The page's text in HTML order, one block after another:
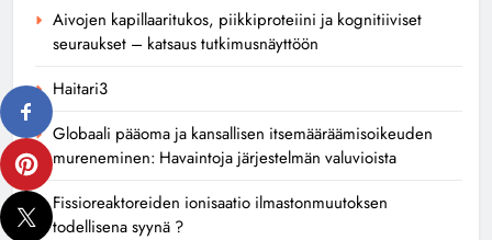
Aivojen kapillaaritukos, piikkiproteiini ja kognitiiviset
seuraukset – katsaus tutkimusnäyttöön
Haitari3
Globaali pääoma ja kansallisen itsemääräämisoikeuden
mureneminen: Havaintoja järjestelmän valuvioista
Fissioreaktoreiden ionisaatio ilmastonmuutoksen
todellisena syynä ?